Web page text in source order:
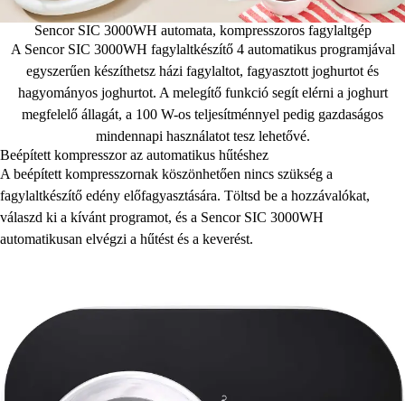
Sencor SIC 3000WH automata, kompresszoros fagylaltgép
A Sencor SIC 3000WH fagylaltkészítő 4 automatikus programjával
egyszerűen készíthetsz házi fagylaltot, fagyasztott joghurtot és
hagyományos joghurtot. A melegítő funkció segít elérni a joghurt
megfelelő állagát, a 100 W-os teljesítménnyel pedig gazdaságos
mindennapi használatot tesz lehetővé.
Beépített kompresszor az automatikus hűtéshez
A beépített kompresszornak köszönhetően nincs szükség a
fagylaltkészítő edény előfagyasztására. Töltsd be a hozzávalókat,
válaszd ki a kívánt programot, és a Sencor SIC 3000WH
automatikusan elvégzi a hűtést és a keverést.